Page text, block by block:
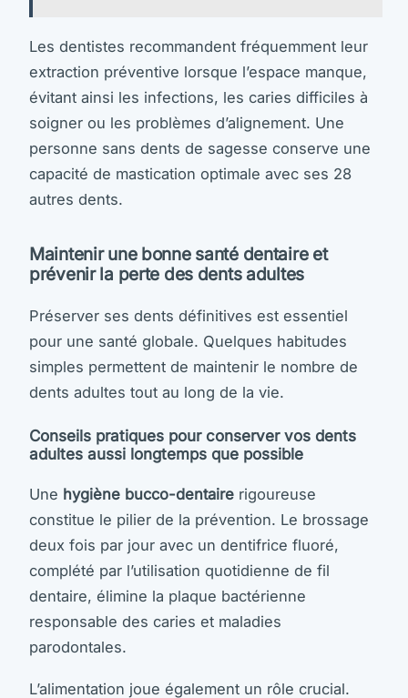
Les dentistes recommandent fréquemment leur
extraction préventive lorsque l’espace manque,
évitant ainsi les infections, les caries difficiles à
soigner ou les problèmes d’alignement. Une
personne sans dents de sagesse conserve une
capacité de mastication optimale avec ses 28
autres dents.
Maintenir une bonne santé dentaire et
prévenir la perte des dents adultes
Préserver ses dents définitives est essentiel
pour une santé globale. Quelques habitudes
simples permettent de maintenir le nombre de
dents adultes tout au long de la vie.
Conseils pratiques pour conserver vos dents
adultes aussi longtemps que possible
Une hygiène bucco-dentaire rigoureuse
constitue le pilier de la prévention. Le brossage
deux fois par jour avec un dentifrice fluoré,
complété par l’utilisation quotidienne de fil
dentaire, élimine la plaque bactérienne
responsable des caries et maladies
parodontales.
L’alimentation joue également un rôle crucial.